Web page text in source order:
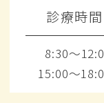
2026.08.02
【 院長ノー
【松本市 オ
動で起こり
シュラッタ
診療時間
8:30～
15:00～